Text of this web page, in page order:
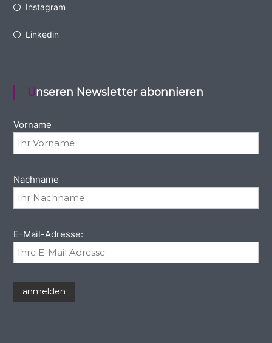
Instagram
Linkedin
Unseren Newsletter abonnieren
Vorname
Nachname
E-Mail-Adresse: